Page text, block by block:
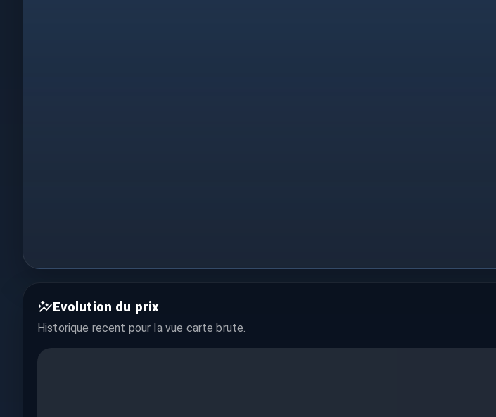
Evolution du prix
Historique recent pour la vue carte brute